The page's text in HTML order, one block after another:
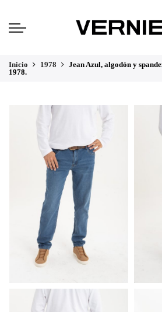
Inicio 1978
Jean Azul, algodón y
1978.